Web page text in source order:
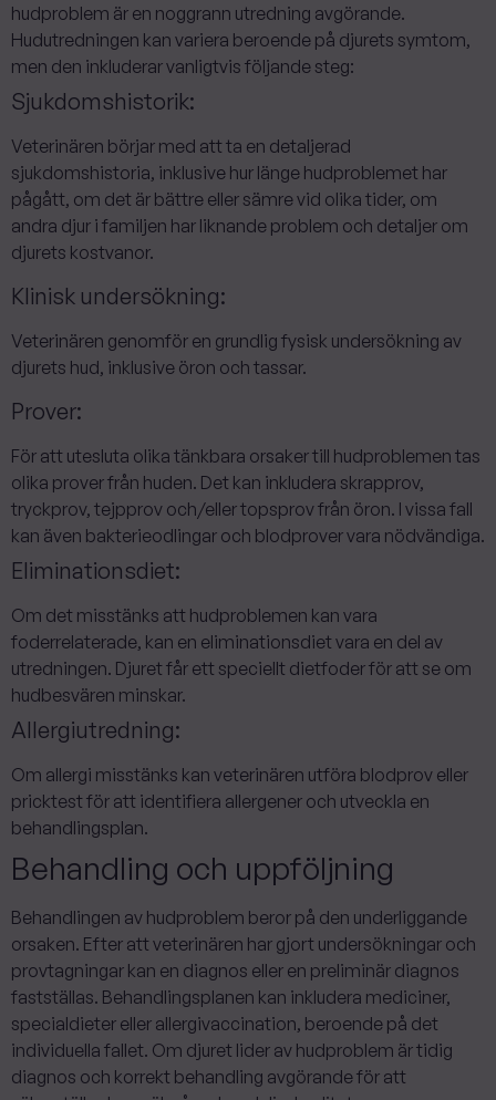
hudproblem är en noggrann utredning avgörande.
Hudutredningen kan variera beroende på djurets symtom,
men den inkluderar vanligtvis följande steg:
Sjukdomshistorik:
Veterinären börjar med att ta en detaljerad
sjukdomshistoria, inklusive hur länge hudproblemet har
pågått, om det är bättre eller sämre vid olika tider, om
andra djur i familjen har liknande problem och detaljer om
djurets kostvanor.
Klinisk undersökning:
Veterinären genomför en grundlig fysisk undersökning av
djurets hud, inklusive öron och tassar.
Prover:
För att utesluta olika tänkbara orsaker till hudproblemen tas
olika prover från huden. Det kan inkludera skrapprov,
tryckprov, tejpprov och/eller topsprov från öron. I vissa fall
kan även bakterieodlingar och blodprover vara nödvändiga.
Eliminationsdiet:
Om det misstänks att hudproblemen kan vara
foderrelaterade, kan en eliminationsdiet vara en del av
utredningen. Djuret får ett speciellt dietfoder för att se om
hudbesvären minskar.
Allergiutredning:
Om allergi misstänks kan veterinären utföra blodprov eller
pricktest för att identifiera allergener och utveckla en
behandlingsplan.
Behandling och uppföljning
‍Behandlingen av hudproblem beror på den underliggande
orsaken. Efter att veterinären har gjort undersökningar och
provtagningar kan en diagnos eller en preliminär diagnos
fastställas. ‍Behandlingsplanen kan inkludera mediciner,
specialdieter eller allergivaccination, beroende på det
individuella fallet. Om djuret lider av hudproblem är tidig
diagnos och korrekt behandling avgörande för att